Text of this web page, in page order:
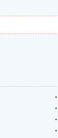
•
•
•
•